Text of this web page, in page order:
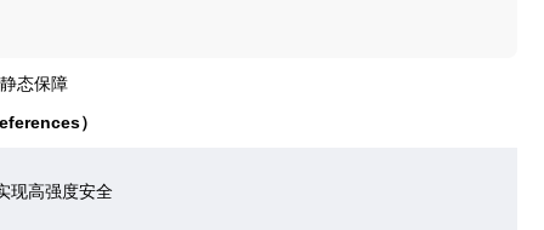
态保障
）
现高强度安全